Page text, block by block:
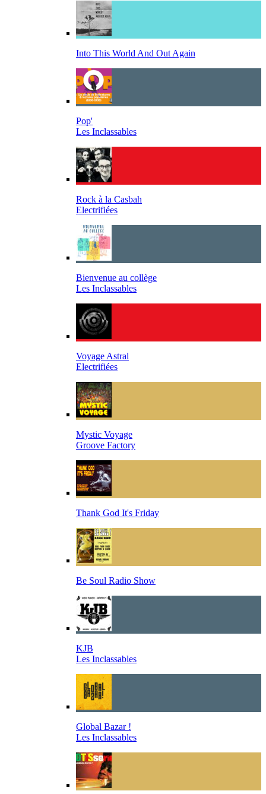
Into This World And Out Again
Pop'
Les Inclassables
Rock à la Casbah
Electrifiées
Bienvenue au collège
Les Inclassables
Voyage Astral
Electrifiées
Mystic Voyage
Groove Factory
Thank God It's Friday
Be Soul Radio Show
KJB
Les Inclassables
Global Bazar !
Les Inclassables